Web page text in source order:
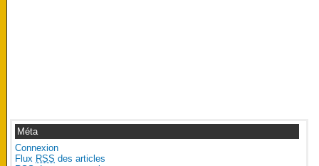
Méta
Connexion
Flux RSS des articles